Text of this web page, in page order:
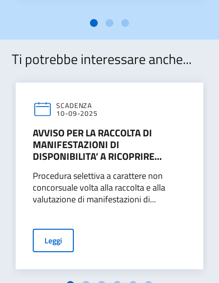
Ti potrebbe interessare anche...
SCADENZA
10-09-2025
AVVISO PER LA RACCOLTA DI
MANIFESTAZIONI DI
DISPONIBILITA’ A RICOPRIRE...
Procedura selettiva a carattere non
concorsuale volta alla raccolta e alla
valutazione di manifestazioni di...
Leggi